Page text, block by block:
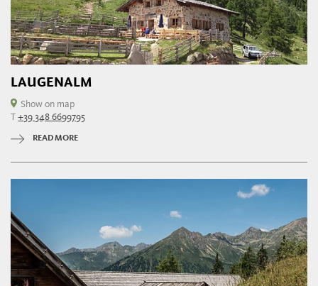
LAUGENALM
Show on map
T+39 348 6699795
READ MORE